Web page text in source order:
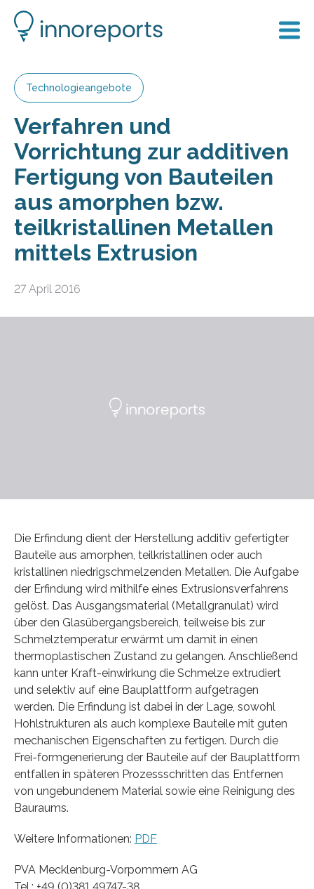
Technologieangebote
Verfahren und
Vorrichtung zur additiven
Fertigung von Bauteilen
aus amorphen bzw.
teilkristallinen Metallen
mittels Extrusion
27 April 2016
Die Erfindung dient der Herstellung additiv gefertigter
Bauteile aus amorphen, teilkristallinen oder auch
kristallinen niedrigschmelzenden Metallen. Die Aufgabe
der Erfindung wird mithilfe eines Extrusionsverfahrens
gelöst. Das Ausgangsmaterial (Metallgranulat) wird
über den Glasübergangsbereich, teilweise bis zur
Schmelztemperatur erwärmt um damit in einen
thermoplastischen Zustand zu gelangen. Anschließend
kann unter Kraft-einwirkung die Schmelze extrudiert
und selektiv auf eine Bauplattform aufgetragen
werden. Die Erfindung ist dabei in der Lage, sowohl
Hohlstrukturen als auch komplexe Bauteile mit guten
mechanischen Eigenschaften zu fertigen. Durch die
Frei-formgenerierung der Bauteile auf der Bauplattform
entfallen in späteren Prozessschritten das Entfernen
von ungebundenem Material sowie eine Reinigung des
Bauraums.
Weitere Informationen: PDF
PVA Mecklenburg-Vorpommern AG
Tel.: +49 (0)381 49747-38